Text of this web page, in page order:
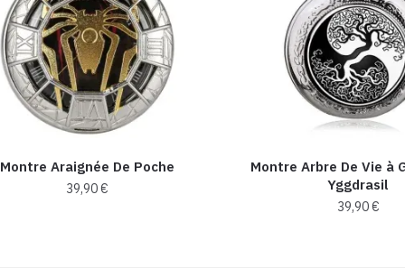
Montre Araignée De Poche
39,90€
Montre Arbre De Vie à
Yggdrasil
39,90€